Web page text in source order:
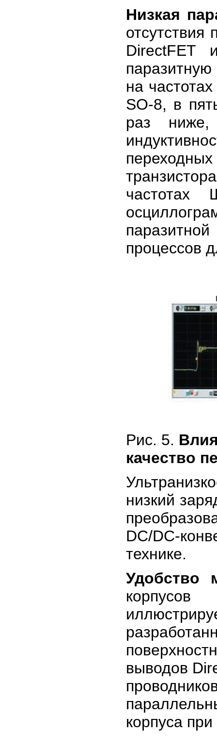
Низкая
отсутствия
DirectFET
на
SO-8, в
раз
процессов
Рис. 5.
качество
низкий
DC/DC-
технике.
Удобство
выводов
корпуса